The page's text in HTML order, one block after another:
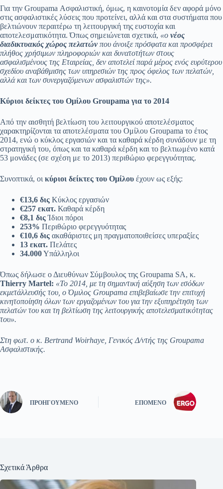
Για την Groupama Ασφαλιστική, όμως, η καινοτομία δεν αφορά μόνο
στις ασφαλιστικές λύσεις που προτείνει, αλλά και στα συστήματα που
βελτιώνουν περαιτέρω τη λειτουργική της ευστοχία και
αποτελεσματικότητα. Όπως σημειώνεται σχετικά, «ο νέος
διαδικτυακός χώρος πελατώνπου άνοιξε πρόσφατα και προσφέρει
πλήθος χρήσιμων πληροφοριών και δυνατοτήτων στους
ασφαλισμένους της Εταιρείας, δεν αποτελεί παρά μέρος ενός ευρύτερου
σχεδίου αναβάθμισης των υπηρεσιών της προς όφελος των πελατών,
αλλά και των συνεργαζόμενων ασφαλιστών της».
Κύριοι δείκτες του Ομίλου Groupama για το 2014
Από την αισθητή βελτίωση του λειτουργικού αποτελέσματος
χαρακτηρίζονται τα αποτελέσματα του Ομίλου Groupama το έτος
2014, ενώ ο κύκλος εργασιών και τα καθαρά κέρδη συνάδουν με τη
στρατηγική του, όπως και τα καθαρά κέρδη και το βελτιωμένο κατά
53 μονάδες (σε σχέση με το 2013) περιθώριο φερεγγυότητας.
Συνοπτικά, οι κύριοι δείκτες του Ομίλου έχουν ως εξής:
€13,6 δις Κύκλος εργασιών
€257 εκατ. Καθαρά κέρδη
€8,1 διςΊδιοι πόροι
253% Περιθώριο φερεγγυότητας
€10,6 δις ακαθάριστες μη πραγματοποιθείσες υπεραξίες
13 εκατ. Πελάτες
34.000Υπάλληλοι
Όπως δήλωσε ο Διευθύνων Σύμβουλος της Groupama SA, κ.
Thierry Martel: «Το 2014, με τη σημαντική αύξηση των εσόδων
εκμετάλλευσής του, ο Όμιλος Groupama επιβεβαίωσε την επιτυχή
κινητοποίηση όλων των εργαζομένων του για την εξυπηρέτηση των
πελατών του και τη βελτίωση της λειτουργικής αποτελεσματικότητας
του».
Στη φωτ. ο κ. Bertrand Woirhaye, Γενικός Δ/ντής της Groupama
Ασφαλιστικής.
ΠΡΟΗΓΟΎΜΕΝΟ ΕΠΌΜΕΝΟ
Σχετικά Άρθρα